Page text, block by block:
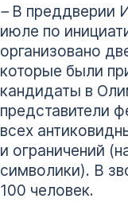
–В преддверии
июле по
организовано
которые были
кандидаты в
представители
всех
и ограничений
символики). В
100 человек.